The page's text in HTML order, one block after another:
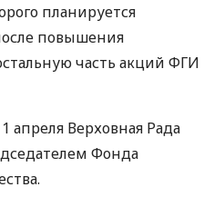
планируется
повышения
часть акций ФГИ
апреля Верховная Рада
Фонда